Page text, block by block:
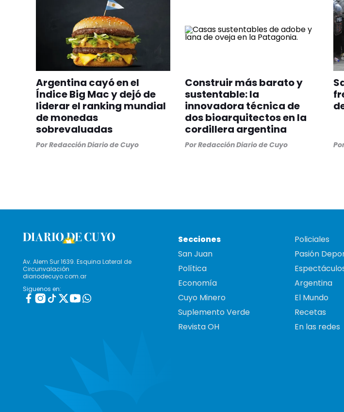
Argentina cayó en el
Índice Big Mac y dejó de
liderar el ranking mundial
de monedas
sobrevaluadas
PorRedacción Diario de Cuyo
Construir más barato y
sustentable: la
innovadora técnica de
dos bioarquitectos en la
cordillera argentina
PorRedacción Diario de Cuyo
Av. Alem Sur 1639. Esquina Lateral de
Circunvalación
diariodecuyo.com.ar
Siguenos en:
Secciones
San Juan
Política
Economía
Cuyo Minero
Suplemento Verde
Revista OH
Policiales
Pasión
Argentina
El Mundo
Recetas
En las redes